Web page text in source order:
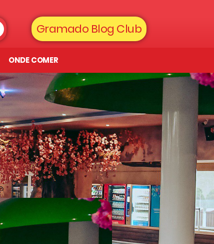
Gramado Blog Club
ONDE COMER